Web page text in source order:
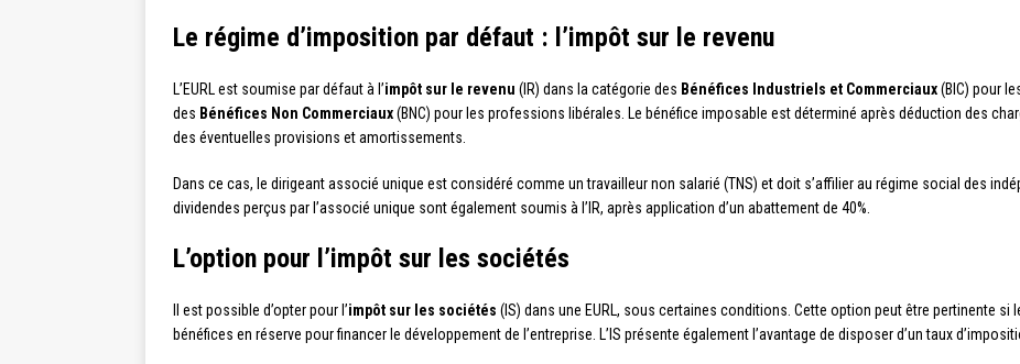
Le régime d’imposition par défaut : l’impôt sur le revenu
L’EURL est soumise par défaut à l’impôt sur le revenu (IR) dans la catégorie des Bénéfices Industriels et Commerciaux(BIC) pour
des Bénéfices Non Commerciaux(BNC) pour les professions libérales. Le bénéfice imposable est déterminé après déduction des
des éventuelles provisions et amortissements.
Dans ce cas, le dirigeant associé unique est considéré comme un travailleur non salarié (TNS) et doit s’affilier au régime social des
dividendes perçus par l’associé unique sont également soumis à l’IR, après application d’un abattement de 40%.
L’option pour l’impôt sur les sociétés
Il est possible d’opter pour l’impôt sur les sociétés (IS) dans une EURL, sous certaines conditions. Cette option peut être pertinente si
bénéfices en réserve pour financer le développement de l’entreprise. L’IS présente également l’avantage de disposer d’un taux